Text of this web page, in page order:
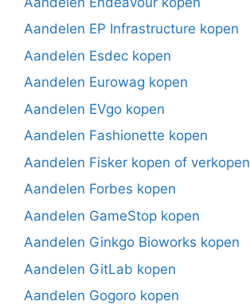
Aandelen EP Infrastructure kopen
Aandelen Esdec kopen
Aandelen Eurowag kopen
Aandelen EVgo kopen
Aandelen Fashionette kopen
Aandelen Fisker kopen of verkopen
Aandelen Forbes kopen
Aandelen GameStop kopen
Aandelen Ginkgo Bioworks kopen
Aandelen GitLab kopen
Aandelen Gogoro kopen